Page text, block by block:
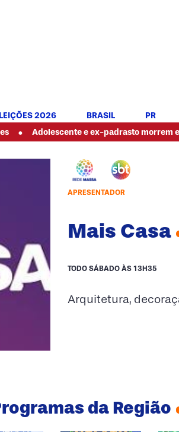
2026 BRASIL PR
Adolescente e ex-padrasto morrem em
APRESENTADOR
Mais Casa
TODO SÁBADO ÀS 13H35
Arquitetura,
da Região